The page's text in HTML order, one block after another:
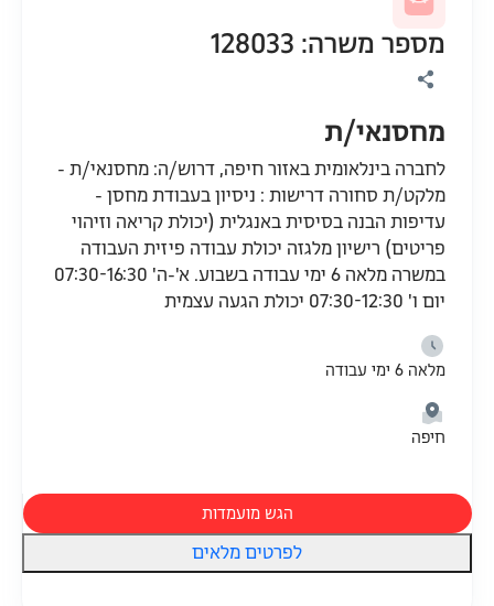
מספר משרה: 128033
מחסנאי/ת
לחברה בינלאומית באזור חיפה, דרוש/ה: מחסנאי/ת -
מלקט/ת סחורה דרישות : ניסיון בעבודת מחסן -
עדיפות הבנה בסיסית באנגלית (יכולת קריאה וזיהוי
פריטים) רישיון מלגזה יכולת עבודה פיזית העבודה
במשרה מלאה 6 ימי עבודה בשבוע. א'-ה' 07:30-16:30
יום ו' 07:30-12:30 יכולת הגעה עצמית
מלאה 6 ימי עבודה
חיפה
הגש מועמדות
לפרטים מלאים